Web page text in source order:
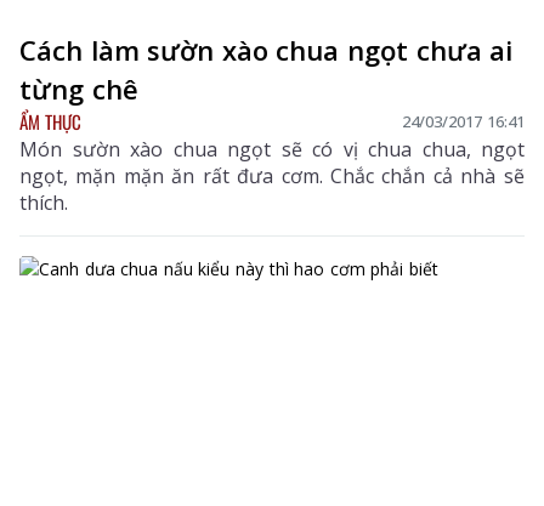
Cách làm sườn xào chua ngọt chưa ai
từng chê
ẨM THỰC 24/03/2017 16:41
Món sườn xào chua ngọt sẽ có vị chua chua, ngọt
ngọt, mặn mặn ăn rất đưa cơm. Chắc chắn cả nhà sẽ
thích.